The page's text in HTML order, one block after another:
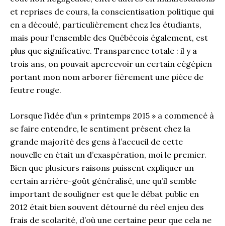
et reprises de cours, la conscientisation politique qui
en a découlé, particulièrement chez les étudiants,
mais pour l’ensemble des Québécois également, est
plus que significative. Transparence totale : il y a
trois ans, on pouvait apercevoir un certain cégépien
portant mon nom arborer fièrement une pièce de
feutre rouge.
Lorsque l’idée d’un « printemps 2015 » a commencé à
se faire entendre, le sentiment présent chez la
grande majorité des gens à l’accueil de cette
nouvelle en était un d’exaspération, moi le premier.
Bien que plusieurs raisons puissent expliquer un
certain arrière-goût généralisé, une qu’il semble
important de souligner est que le débat public en
2012 était bien souvent détourné du réel enjeu des
frais de scolarité, d’où une certaine peur que cela ne